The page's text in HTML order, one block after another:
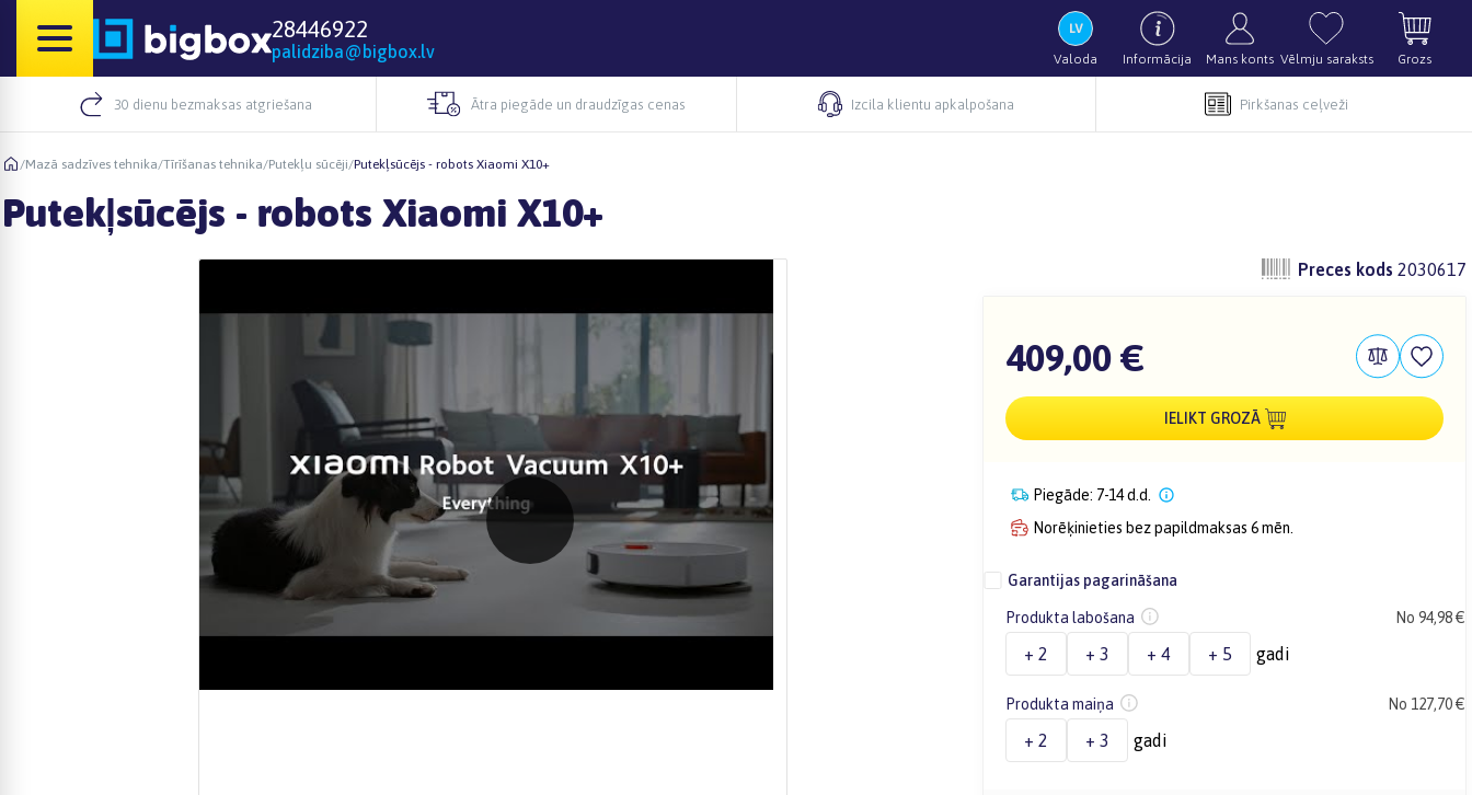
28446922
palidziba@bigbox.lv Valoda Informācija Mans konts Vēlmju saraksts Grozs
30 dienu bezmaksas atgriešana Ātra piegāde un draudzīgas cenas Izcila klientu apkalpošana Pirkšanas ceļveži
/Mazā sadzīves tehnika/Tīrīšanas tehnika/Putekļu sūcēji/Putekļsūcējs - robots Xiaomi X10+
Putekļsūcējs - robots Xiaomi X10+
Preces kods 2030617
409,00 €
IELIKT GROZĀ
Piegāde: 7-14 d.d.
Norēķinieties bez papildmaksas 6 mēn.
Garantijas pagarināšana
Produkta labošana No 94,98 €
+ 2 + 3 + 4 + 5 gadi
Produkta maiņa No 127,70 €
+ 2 + 3 gadi